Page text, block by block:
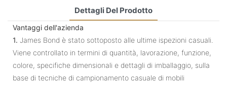
Dettagli Del Prodotto
Vantaggi dell'azienda
1. James Bond è stato sottoposto alle ultime ispezioni casuali.
Viene controllato in termini di quantità, lavorazione, funzione,
colore, specifiche dimensionali e dettagli di imballaggio, sulla
base di tecniche di campionamento casuale di mobili